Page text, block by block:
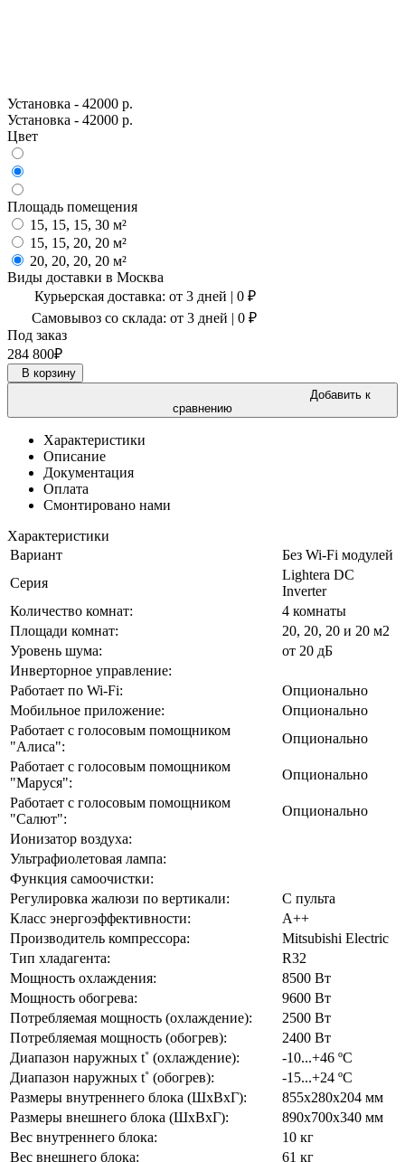
Установка - 42000 р.
Установка - 42000 р.
Цвет
Площадь помещения
15, 15, 15, 30 м²
15, 15, 20, 20 м²
20, 20, 20, 20 м²
Виды доставки в Москва
Курьерская доставка: от 3 дней | 0 ₽
Самовывоз со склада: от 3 дней | 0 ₽
Под заказ
284 800₽
В корзину
Добавить к
сравнению
Характеристики
Описание
Документация
Оплата
Смонтировано нами
Характеристики
Вариант
Без Wi-Fi модулей
Серия
Lightera DC
Inverter
Количество комнат:
4 комнаты
Площади комнат:
20, 20, 20 и 20 м2
Уровень шума:
от 20 дБ
Инверторное управление:
Работает по Wi-Fi:
Опционально
Мобильное приложение:
Опционально
Работает с голосовым помощником
"Алиса":
Опционально
Работает с голосовым помощником
"Маруся":
Опционально
Работает с голосовым помощником
"Салют":
Опционально
Ионизатор воздуха:
Ультрафиолетовая лампа:
Функция самоочистки:
Регулировка жалюзи по вертикали:
С пульта
Класс энергоэффективности:
А++
Производитель компрессора:
Mitsubishi Electric
Тип хладагента:
R32
Мощность охлаждения:
8500 Вт
Мощность обогрева:
9600 Вт
Потребляемая мощность (охлаждение):
2500 Вт
Потребляемая мощность (обогрев):
2400 Вт
Диапазон наружных t˚ (охлаждение):
-10...+46 ºC
Диапазон наружных t˚ (обогрев):
-15...+24 ºC
Размеры внутреннего блока (ШхВхГ):
855х280х204 мм
Размеры внешнего блока (ШхВхГ):
890х700х340 мм
Вес внутреннего блока:
10 кг
Вес внешнего блока:
61 кг